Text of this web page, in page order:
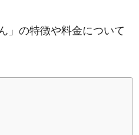
」の特徴や料金について